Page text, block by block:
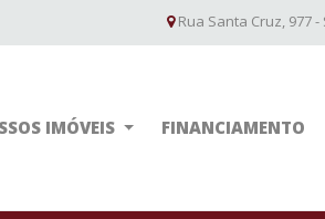
Rua Santa Cruz, 977
IMÓVEIS FINANCIAMENTO